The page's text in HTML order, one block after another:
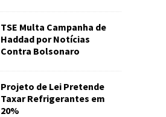
TSE Multa Campanha de
Haddad por Notícias
Contra Bolsonaro
Projeto de Lei Pretende
Taxar Refrigerantes em
20%